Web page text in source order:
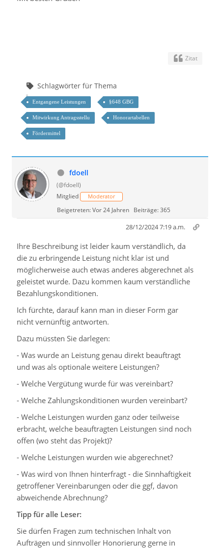
Zitat
Schlagwörter für Thema
Entgangene Leistungen §648 GBG
Mitwirkung Antragsstellu Honorartabellen
Fördermittel
fdoell
(@fdoell)
Mitglied
Moderator
Beigetreten: Vor 24 Jahren Beiträge: 365
28/12/2024 7:19 a.m.
Ihre Beschreibung ist leider kaum verständlich, da
die zu erbringende Leistung nicht klar ist und
möglicherweise auch etwas anderes abgerechnet als
geleistet wurde. Dazu kommen kaum verständliche
Bezahlungskonditionen.
Ich fürchte, darauf kann man in dieser Form gar
nicht vernünftig antworten.
Dazu müssten Sie darlegen:
- Was wurde an Leistung genau direkt beauftragt
und was als optionale weitere Leistungen?
- Welche Vergütung wurde für was vereinbart?
- Welche Zahlungskonditionen wurden vereinbart?
- Welche Leistungen wurden ganz oder teilweise
erbracht, welche beauftragten Leistungen sind noch
offen (wo steht das Projekt)?
- Welche Leistungen wurden wie abgerechnet?
- Was wird von Ihnen hinterfragt - die Sinnhaftigkeit
getroffener Vereinbarungen oder die ggf, davon
abweichende Abrechnung?
Tipp für alle Leser:
Sie dürfen Fragen zum technischen Inhalt von
Aufträgen und sinnvoller Honorierung gerne in